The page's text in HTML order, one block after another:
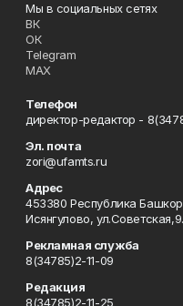
Мы в социальных сетях
ВК
ОК
Telegram
MAX
Телефон
директор-редактор -
Эл. почта
zori@ufamts.ru
Адрес
453380 Республика
Исянгулово, ул.Советская,9.
Рекламная служба
8(34785)2-11-09
Редакция
8(34785)2-11-25